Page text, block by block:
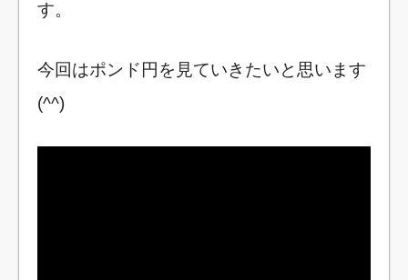
す。
今回はポンド円を見ていきたいと思います
(^^)